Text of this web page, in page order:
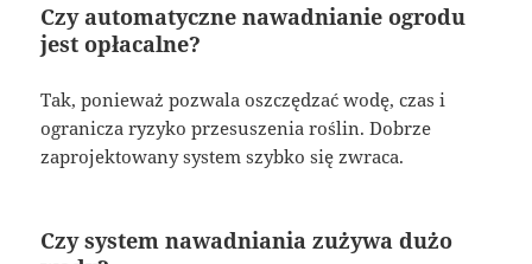
Czy automatyczne nawadnianie ogrodu
jest opłacalne?
Tak, ponieważ pozwala oszczędzać wodę, czas i
ogranicza ryzyko przesuszenia roślin. Dobrze
zaprojektowany system szybko się zwraca.
Czy system nawadniania zużywa dużo